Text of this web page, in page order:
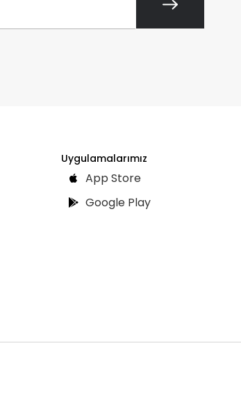
Uygulamalarımız
App Store
Google Play